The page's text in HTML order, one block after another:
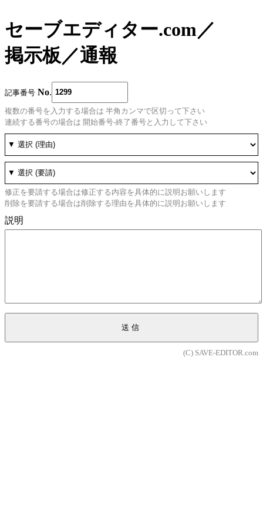
セーブエディター.com／
掲示板／通報
記事番号 No
複数の番号を入力する場合は 半角カンマで区切って下さい
連続する番号の場合は 開始番号-終了番号と入力して下さい
修正を要請する場合は修正する内容を具体的に説明お願いします
削除を要請する場合は削除する理由を具体的に説明お願いします
説明
送信
(C) SAVE-EDITOR.com